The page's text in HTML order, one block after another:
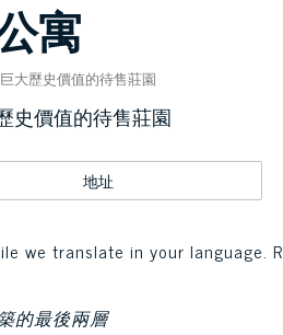
寓
大歷史價值的待售莊園
史價值的待售莊園
地址
we translate in your language.
的最後兩層